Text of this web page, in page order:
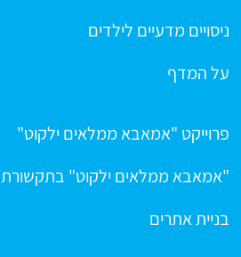
ניסויים מדעיים לילדים
על המדף
פרוייקט "אמאבא ממלאים ילקוט"
"אמאבא ממלאים ילקוט" בתקשורת
בניית אתרים